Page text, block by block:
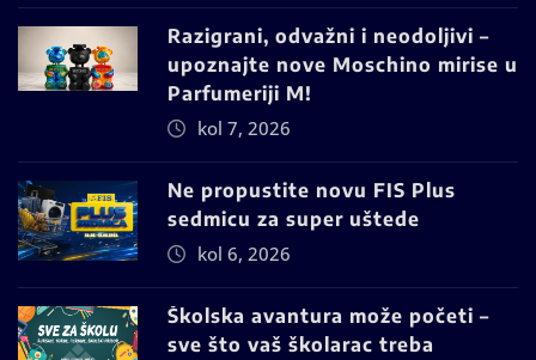
Razigrani, odvažni i neodoljivi –
upoznajte nove Moschino mirise u
Parfumeriji M!
kol 7, 2026
Ne propustite novu FIS Plus
sedmicu za super uštede
kol 6, 2026
Školska avantura može početi –
sve što vaš školarac treba